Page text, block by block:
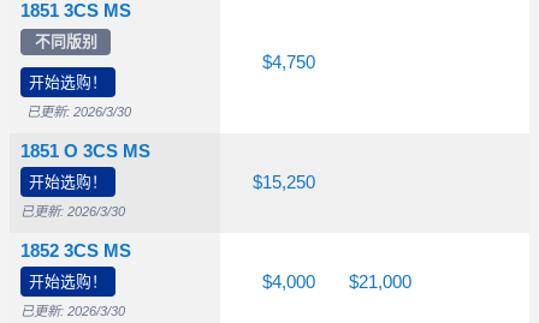
1851 3CS MS
不同版别
开始选购！
已更新: 2026/3/30
1851 O 3CS MS
开始选购！
已更新: 2026/3/30
1852 3CS MS
开始选购！
已更新: 2026/3/30
$4,750
$3,250 $15,250
$800 $4,000 $21,000